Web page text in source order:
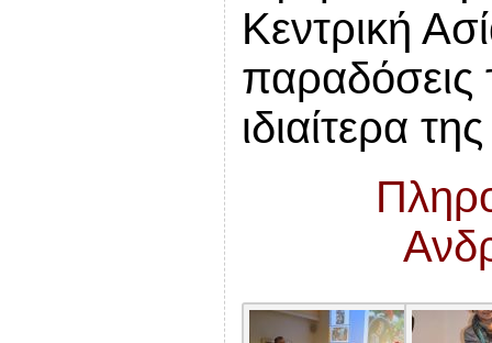
Κεντρική
παραδόσεις
ιδιαίτερα